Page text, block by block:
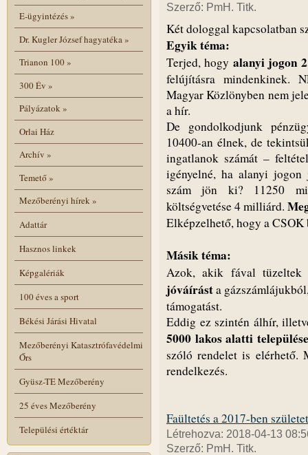
E-ügyintézés»
Dr. Kugler József hagyatéka»
Trianon 100»
300 Év »
Pályázatok»
Orlai Ház
Archív »
Temető»
Mezőberényi hírek»
Adattár
Hasznos linkek
Képgalériák
100 éves a sport
Békési Járási Hivatal
Mezőberényi Katasztrófavédelmi
Őrs
Gyüsz-TE Mezőberény
25 éves Mezőberény
Települési értéktár
Szerző: PmH. Titk.
Két dologgal kapcsolatban
Egyik téma:
Terjed, hogy alanyi jogon
felújításra mindenkinek.
Magyar Közlönyben nem
a hír.
De gondolkodjunk
10400-an élnek, de
ingatlanok számát –
igényelné, ha alanyi
szám jön ki? 11250
költségvetése 4 milliárd.
Elképzelhető, hogy a
Másik téma:
Azok, akik fával
jóváírásta
támogatást.
Eddig ez szintén álhír,
5000 lakos alatti
szóló rendelet is elérhető.
rendelkezés.
Faültetés a 2017-ben
Létrehozva: 2018-04-13
Szerző: PmH. Titk.